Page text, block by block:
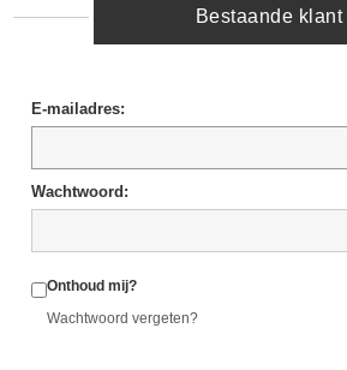
Bestaande klant
E-mailadres:
Wachtwoord:
Onthoud mij?
Wachtwoord vergeten?